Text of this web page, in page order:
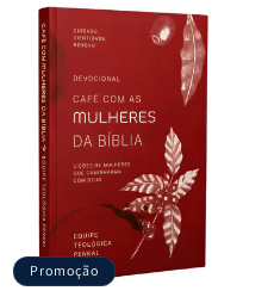
Promoção